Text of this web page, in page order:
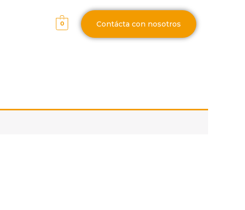
0 Contácta con nosotros